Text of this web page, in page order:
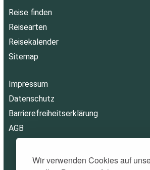
Wir verwenden Cookies auf
Reise finden
Reisearten
Reisekalender
Sitemap
Impressum
Datenschutz
Barrierefreiheitserklärung
AGB